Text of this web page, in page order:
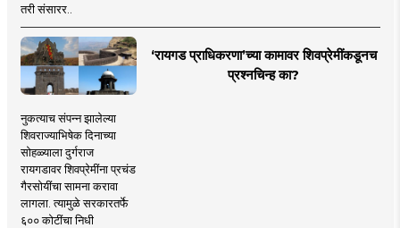
तरी संसारर..
‘रायगड प्राधिकरणा’च्या कामावर शिवप्रेमींकडूनच
प्रश्नचिन्ह का?
नुकत्याच संपन्न झालेल्या
शिवराज्याभिषेक दिनाच्या
सोहळ्याला दुर्गराज
रायगडावर शिवप्रेमींना प्रचंड
गैरसोयींचा सामना करावा
लागला. त्यामुळे सरकारतर्फे
६०० कोटींचा निधी